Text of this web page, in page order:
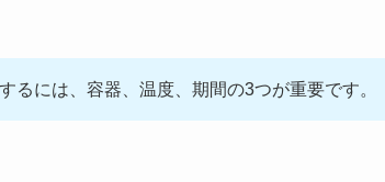
るには、容器、温度、期間の3つが重要です。